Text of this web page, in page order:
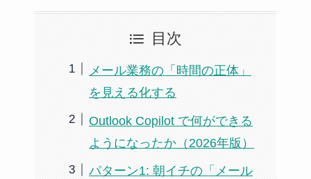
目次
メール業務の「時間の正体」
を見える化する
Outlook Copilot で何ができる
ようになったか（2026年版）
パターン1: 朝イチの「メール